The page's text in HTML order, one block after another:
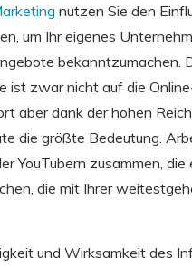
nutzen Sie den
um Ihr eigenes
bekanntzumachen.
ist zwar nicht auf die
aber dank der hohen
die größte Bedeutung.
YouTubern zusammen, die
die mit Ihrer
und Wirksamkeit des